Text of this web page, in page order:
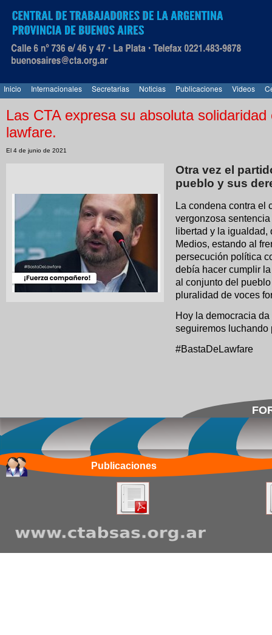
Inicio Internacionales Secretarias Noticias Publicaciones Videos
Las CTA expresa su absoluta
lawfare.
El 4 de junio de 2021
Otra vez el
pueblo y sus
La condena contra el
vergonzosa
libertad y la igualdad,
Medios, estando al
persecución política
debía hacer cumplir
al conjunto del
pluralidad de voces
Hoy la democracia
seguiremos luchando
#BastaDeLawfare
Publicaciones